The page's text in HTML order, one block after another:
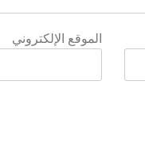
الموقع الإلكتروني